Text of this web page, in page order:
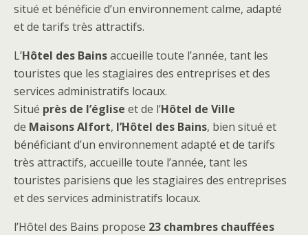
situé et bénéficie d’un environnement calme, adapté
et de tarifs très attractifs.
L’Hôtel des Bainsaccueille toute l’année, tant les
touristes que les stagiaires des entreprises et des
services administratifs locaux.
Situé près de l’église et de l’Hôtel de Ville
de Maisons Alfort, l’Hôtel des Bains, bien situé et
bénéficiant d’un environnement adapté et de tarifs
très attractifs, accueille toute l’année, tant les
touristes parisiens que les stagiaires des entreprises
et des services administratifs locaux.
l’Hôtel des Bains propose 23 chambres chauffées